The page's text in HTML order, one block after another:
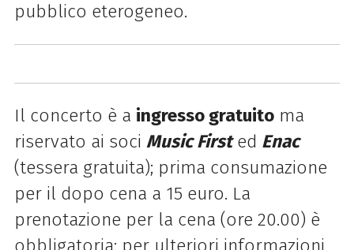
pubblico eterogeneo.
Il concerto è a ingresso gratuitoma
riservato ai soci Music Firsted Enac
(tessera gratuita); prima consumazione
per il dopo cena a 15 euro. La
prenotazione per la cena (ore 20.00) è
obbligatoria: per ulteriori informazioni